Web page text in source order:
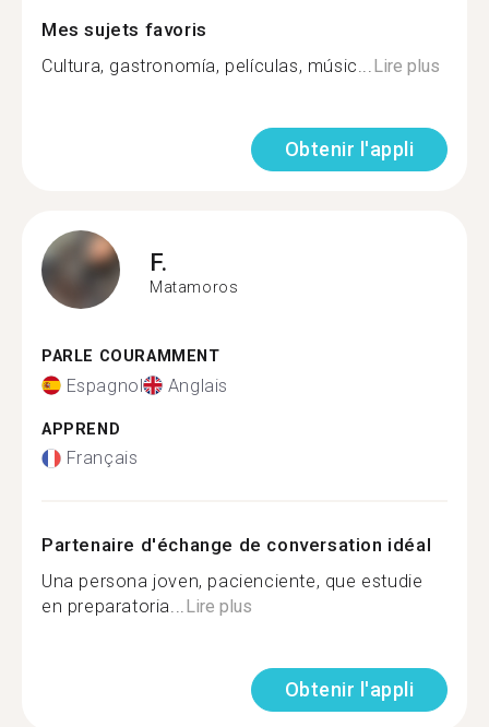
Mes sujets favoris
Cultura, gastronomía, películas, músic...Lire plus
Obtenir l'appli
F.
Matamoros
PARLE COURAMMENT
Espagnol Anglais
APPREND
Français
Partenaire d'échange de conversation idéal
Una persona joven, pacienciente, que estudie
en preparatoria...Lire plus
Obtenir l'appli